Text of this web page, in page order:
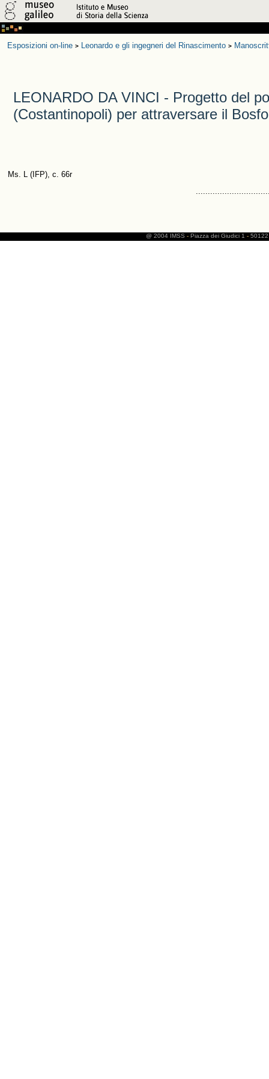
Esposizioni on-line > Leonardo e gli ingegneri del Rinascimento >
LEONARDO DA VINCI - Progetto del
(Costantinopoli) per attraversare il
Ms. L (IFP), c. 66r
@ 2004 IMSS - Piazza dei Giudici 1 - 50122